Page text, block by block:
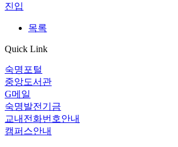
진입
목록
Quick Link
숙명포털
중앙도서관
G메일
숙명발전기금
교내전화번호안내
캠퍼스안내